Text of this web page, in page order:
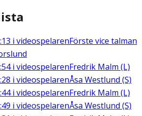
i videospelarenFörste vice talman
i videospelarenFredrik Malm (L)
i videospelarenÅsa Westlund (S)
i videospelarenFredrik Malm (L)
i videospelarenÅsa Westlund (S)